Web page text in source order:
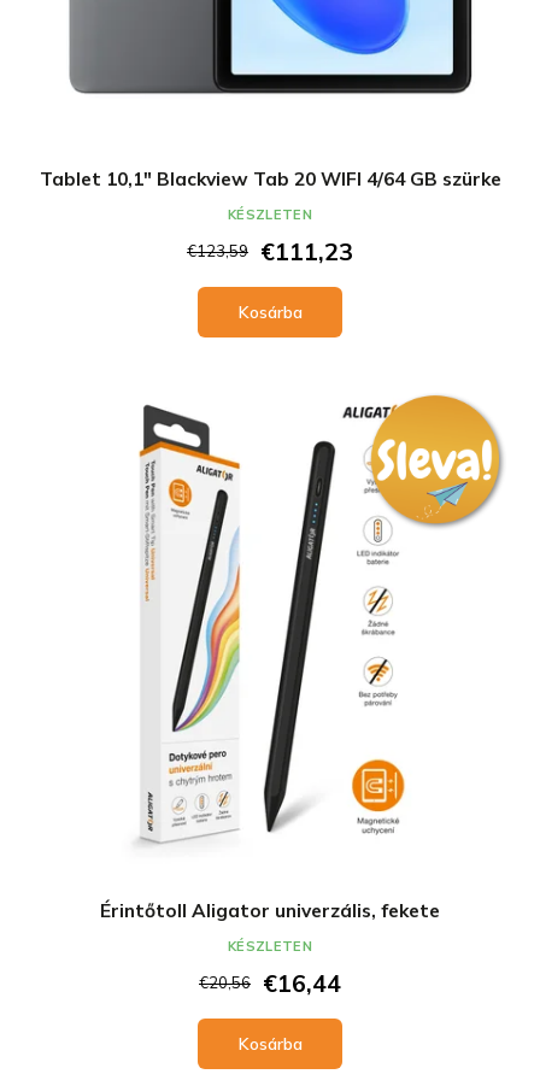
Tablet 10,1" Blackview Tab 20 WIFI 4/64 GB szürke
€123,59 €111,23
Kosárba
KÉSZLETEN
Érintőtoll Aligator univerzális, fekete
€20,56 €16,44
Kosárba
KÉSZLETEN